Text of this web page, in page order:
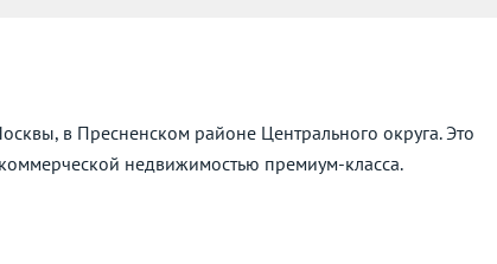
в Пресненском районе Центрального округа. Это
недвижимостью премиум-класса.